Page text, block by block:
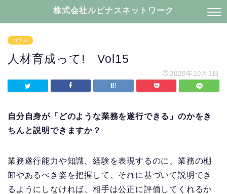
株式会社ルピナスネットワーク
コラム
人材育成って! Vol15
2020年10月1日
自分自身が「どのような業務を遂行できる」のかをき
ちんと説明できますか？
業務遂行能力や知識、経験を表現するのに、業務の棚
卸やあるべき姿を把握して、それに基づいて説明でき
るようにしなければ、相手は公正に評価してくれるか